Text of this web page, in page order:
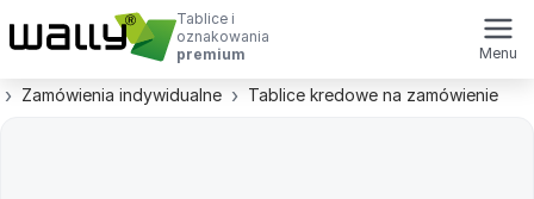
Tablice i
oznakowania
premium
Menu
Zamówienia indywidualne Tablice kredowe na zamówienie